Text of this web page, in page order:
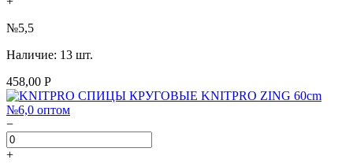
№5,5
Наличие: 13 шт.
458,00 Р
−
+